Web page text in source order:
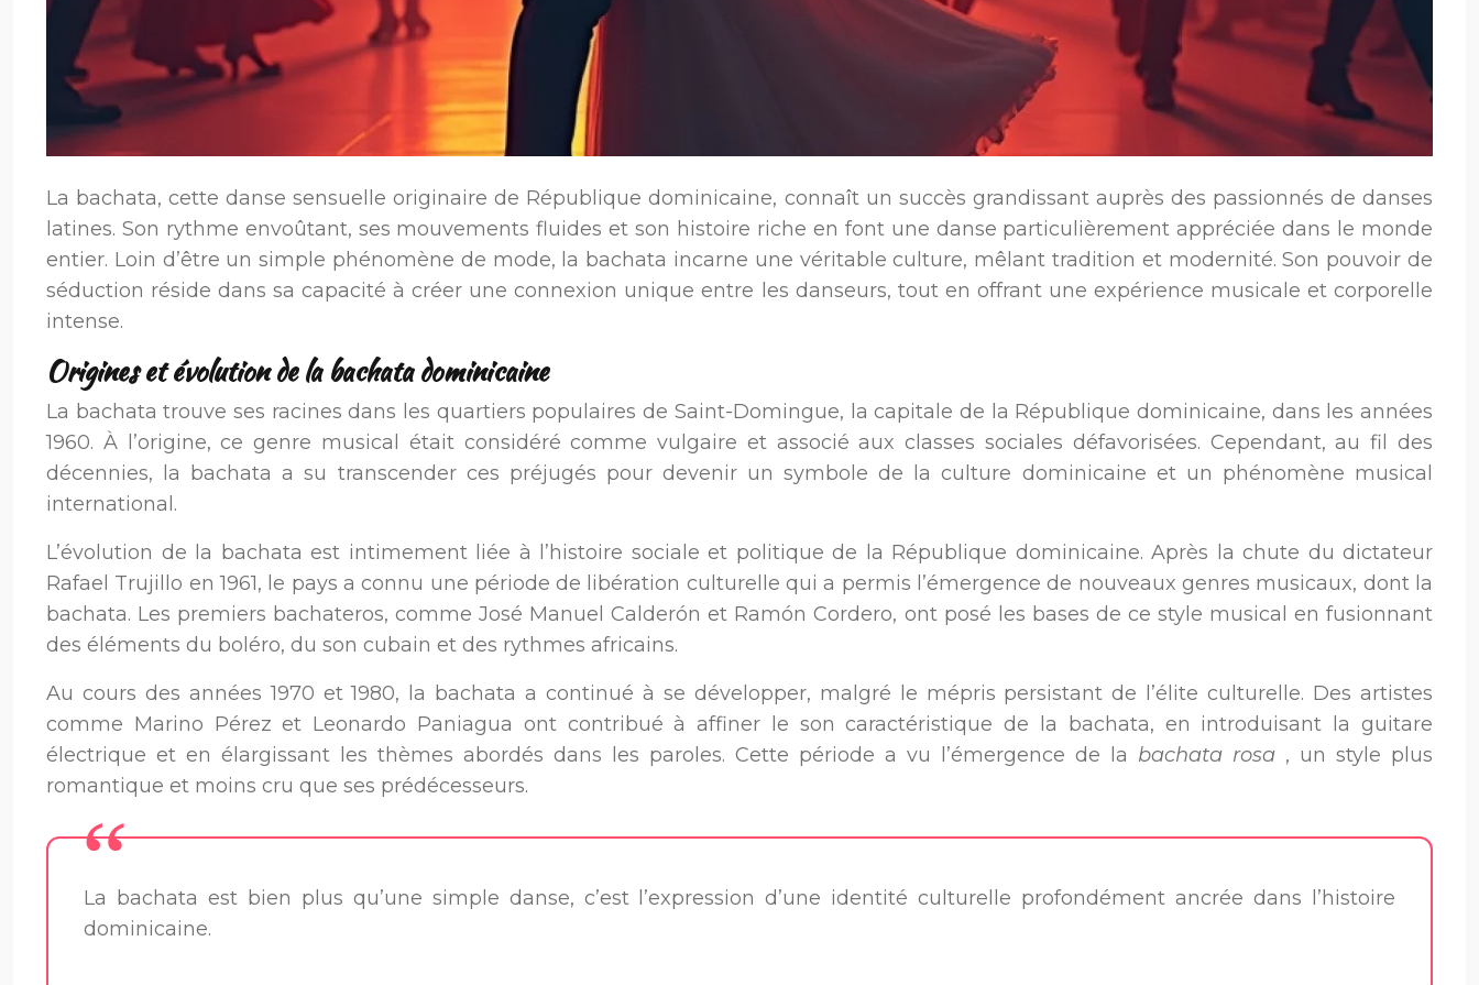
La bachata, cette danse sensuelle originaire de République dominicaine, connaît un succès grandissant auprès des passionnés de danses
latines. Son rythme envoûtant, ses mouvements fluides et son histoire riche en font une danse particulièrement appréciée dans le monde
entier. Loin d’être un simple phénomène de mode, la bachata incarne une véritable culture, mêlant tradition et modernité. Son pouvoir de
séduction réside dans sa capacité à créer une connexion unique entre les danseurs, tout en offrant une expérience musicale et corporelle
intense.
Origines et évolution de la bachata dominicaine
La bachata trouve ses racines dans les quartiers populaires de Saint-Domingue, la capitale de la République dominicaine, dans les années
1960. À l’origine, ce genre musical était considéré comme vulgaire et associé aux classes sociales défavorisées. Cependant, au fil des
décennies, la bachata a su transcender ces préjugés pour devenir un symbole de la culture dominicaine et un phénomène musical
international.
L’évolution de la bachata est intimement liée à l’histoire sociale et politique de la République dominicaine. Après la chute du dictateur
Rafael Trujillo en 1961, le pays a connu une période de libération culturelle qui a permis l’émergence de nouveaux genres musicaux, dont la
bachata. Les premiers bachateros, comme José Manuel Calderón et Ramón Cordero, ont posé les bases de ce style musical en fusionnant
des éléments du boléro, du son cubain et des rythmes africains.
Au cours des années 1970 et 1980, la bachata a continué à se développer, malgré le mépris persistant de l’élite culturelle. Des artistes
comme Marino Pérez et Leonardo Paniagua ont contribué à affiner le son caractéristique de la bachata, en introduisant la guitare
électrique et en élargissant les thèmes abordés dans les paroles. Cette période a vu l’émergence de la bachata rosa , un style plus
romantique et moins cru que ses prédécesseurs.
La bachata est bien plus qu’une simple danse, c’est l’expression d’une identité culturelle profondément ancrée dans l’histoire
dominicaine.